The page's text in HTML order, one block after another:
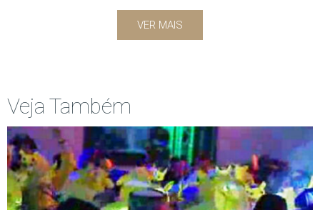
VER MAIS
Veja Também